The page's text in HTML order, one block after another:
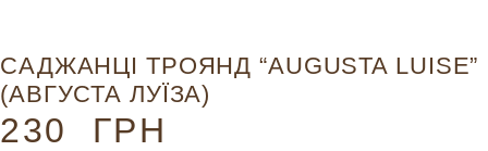
САДЖАНЦІ ТРОЯНД “AUGUSTA LUISE”
(АВГУСТА ЛУЇЗА)
230 ГРН